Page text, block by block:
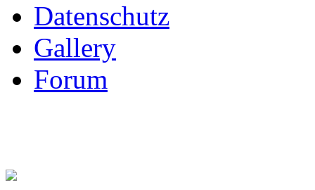
Datenschutz
Gallery
Forum